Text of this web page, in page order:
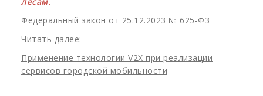
Федеральный закон от 25.12.2023 № 625-ФЗ
Читать далее:
Применение технологии V2X при реализации
сервисов городской мобильности